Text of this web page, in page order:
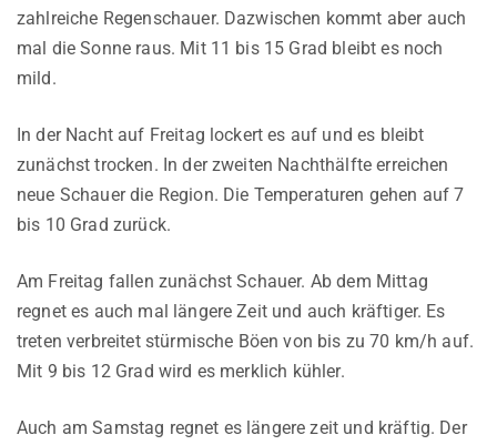
zahlreiche Regenschauer. Dazwischen kommt aber auch
mal die Sonne raus. Mit 11 bis 15 Grad bleibt es noch
mild.
In der Nacht auf Freitag lockert es auf und es bleibt
zunächst trocken. In der zweiten Nachthälfte erreichen
neue Schauer die Region. Die Temperaturen gehen auf 7
bis 10 Grad zurück.
Am Freitag fallen zunächst Schauer. Ab dem Mittag
regnet es auch mal längere Zeit und auch kräftiger. Es
treten verbreitet stürmische Böen von bis zu 70 km/h auf.
Mit 9 bis 12 Grad wird es merklich kühler.
Auch am Samstag regnet es längere zeit und kräftig. Der